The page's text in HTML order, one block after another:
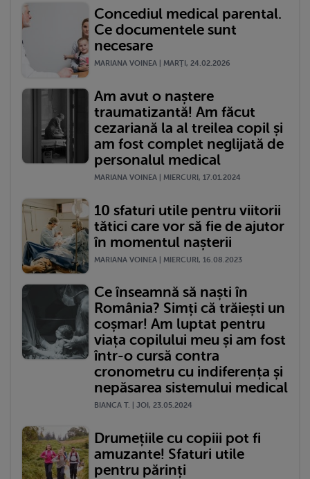
Concediul medical parental.
Ce documentele sunt
necesare
MARIANA VOINEA | MARŢI, 24.02.2026
Am avut o naștere
traumatizantă! Am făcut
cezariană la al treilea copil și
am fost complet neglijată de
personalul medical
MARIANA VOINEA | MIERCURI, 17.01.2024
10 sfaturi utile pentru viitorii
tătici care vor să fie de ajutor
în momentul nașterii
MARIANA VOINEA | MIERCURI, 16.08.2023
Ce înseamnă să naști în
România? Simți că trăiești un
coșmar! Am luptat pentru
viața copilului meu și am fost
într-o cursă contra
cronometru cu indiferența și
nepăsarea sistemului medical
BIANCA T. | JOI, 23.05.2024
Drumețiile cu copiii pot fi
amuzante! Sfaturi utile
pentru părinți